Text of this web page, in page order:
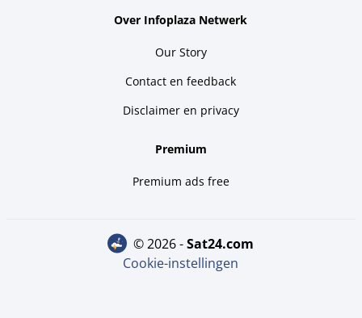
Over Infoplaza Netwerk
Our Story
Contact en feedback
Disclaimer en privacy
Premium
Premium ads free
© 2026 - sat24.com
Cookie-instellingen